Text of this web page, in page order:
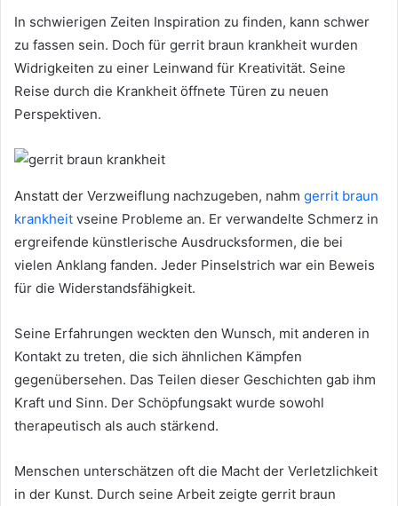
In schwierigen Zeiten Inspiration zu finden, kann schwer
zu fassen sein. Doch für gerrit braun krankheit wurden
Widrigkeiten zu einer Leinwand für Kreativität. Seine
Reise durch die Krankheit öffnete Türen zu neuen
Perspektiven.
Anstatt der Verzweiflung nachzugeben, nahm gerrit braun
krankheit vseine Probleme an. Er verwandelte Schmerz in
ergreifende künstlerische Ausdrucksformen, die bei
vielen Anklang fanden. Jeder Pinselstrich war ein Beweis
für die Widerstandsfähigkeit.
Seine Erfahrungen weckten den Wunsch, mit anderen in
Kontakt zu treten, die sich ähnlichen Kämpfen
gegenübersehen. Das Teilen dieser Geschichten gab ihm
Kraft und Sinn. Der Schöpfungsakt wurde sowohl
therapeutisch als auch stärkend.
Menschen unterschätzen oft die Macht der Verletzlichkeit
in der Kunst. Durch seine Arbeit zeigte gerrit braun